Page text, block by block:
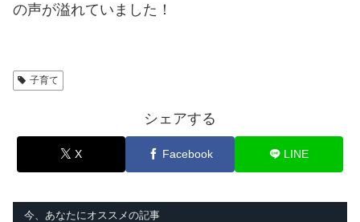
の声が溢れていました！
子育て
シェアする
X Facebook LINE
今、あなたにオススメの記事